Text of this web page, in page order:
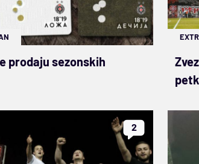
prodaju sezonskih
2